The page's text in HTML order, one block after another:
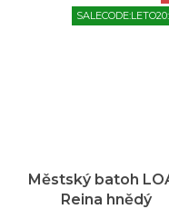
Městský batoh
Reina hnědý